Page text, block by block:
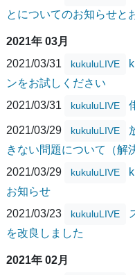
とについてのお知らせと
2021年 03月
2021/03/31
kukuluLIVE
ンをお試しください
2021/03/31
kukuluLIVE
2021/03/29 kukuluLIVE
きない問題について（解
2021/03/29
kukuluLIVE
お知らせ
2021/03/23
kukuluLIVE
を改良しました
2021年 02月